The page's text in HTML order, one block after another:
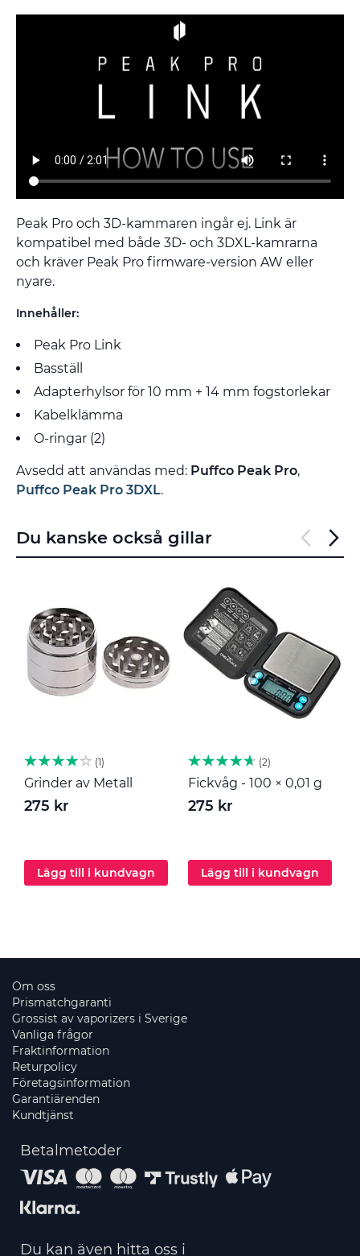
Peak Pro och 3D-kammaren ingår ej. Link är
kompatibel med både 3D- och 3DXL-kamrarna
och kräver Peak Pro firmware-version AW eller
nyare.
Innehåller:
Peak Pro Link
Basställ
Adapterhylsor för 10 mm + 14 mm fogstorlekar
Kabelklämma
O-ringar (2)
Avsedd att användas med: Puffco Peak Pro,
Puffco Peak Pro 3DXL.
Du kanske också gillar
1
Grinder av Metall
275 kr
Lägg till i kundvagn
2
Fickvåg - 100 × 0,01 g
275 kr
Lägg till i kundvagn
Om oss
Prismatchgaranti
Grossist av vaporizers i Sverige
Vanliga frågor
Fraktinformation
Returpolicy
Företagsinformation
Garantiärenden
Kundtjänst
Betalmetoder
Du kan även hitta oss i